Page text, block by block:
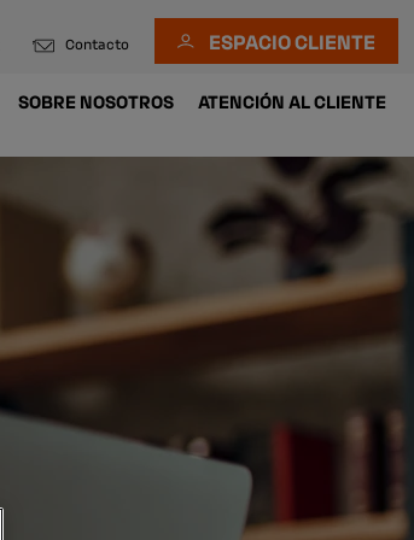
Contacto ESPACIO CLIENTE
SOBRE NOSOTROS ATENCIÓN AL CLIENTE